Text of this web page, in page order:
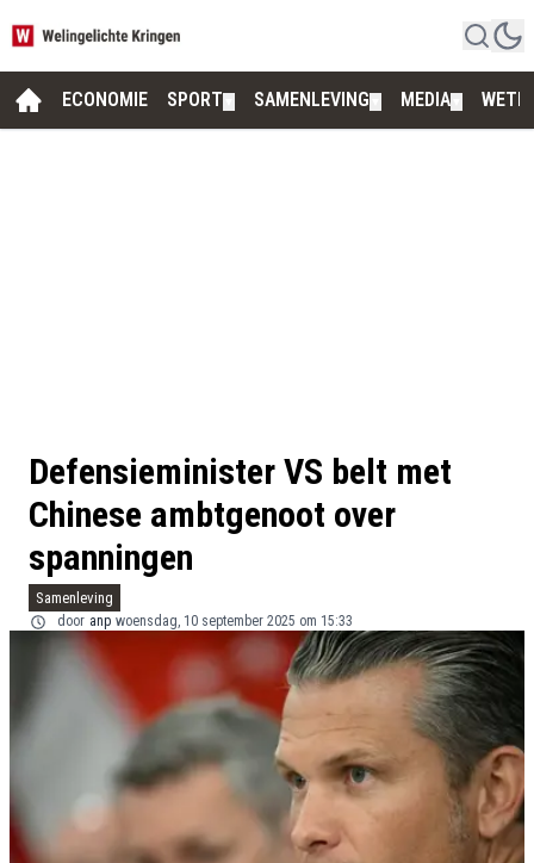
ECONOMIE SPORT SAMENLEVING MEDIA
Defensieminister VS belt met
Chinese ambtgenoot over
spanningen
Samenleving
door anp woensdag, 10 september 2025 om 15:33